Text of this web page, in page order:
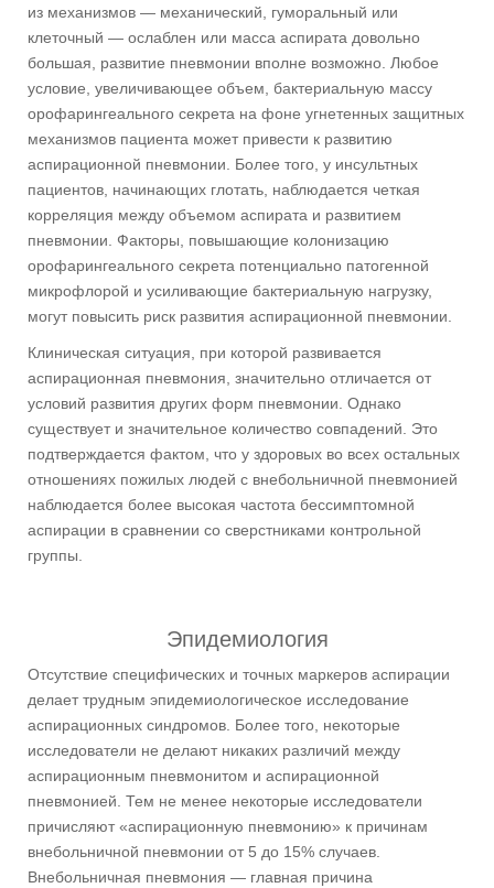
из механизмов — механический, гуморальный или
клеточный — ослаблен или масса аспирата довольно
большая, развитие пневмонии вполне возможно. Любое
условие, увеличивающее объем, бактериальную массу
орофарингеального секрета на фоне угнетенных защитных
механизмов пациента может привести к развитию
аспирационной пневмонии. Более того, у инсультных
пациентов, начинающих глотать, наблюдается четкая
корреляция между объемом аспирата и развитием
пневмонии. Факторы, повышающие колонизацию
орофарингеального секрета потенциально патогенной
микрофлорой и усиливающие бактериальную нагрузку,
могут повысить риск развития аспирационной пневмонии.
Клиническая ситуация, при которой развивается
аспирационная пневмония, значительно отличается от
условий развития других форм пневмонии. Однако
существует и значительное количество совпадений. Это
подтверждается фактом, что у здоровых во всех остальных
отношениях пожилых людей с внебольничной пневмонией
наблюдается более высокая частота бессимптомной
аспирации в сравнении со сверстниками контрольной
группы.
Эпидемиология
Отсутствие специфических и точных маркеров аспирации
делает трудным эпидемиологическое исследование
аспирационных синдромов. Более того, некоторые
исследователи не делают никаких различий между
аспирационным пневмонитом и аспирационной
пневмонией. Тем не менее некоторые исследователи
причисляют «аспирационную пневмонию» к причинам
внебольничной пневмонии от 5 до 15% случаев.
Внебольничная пневмония — главная причина